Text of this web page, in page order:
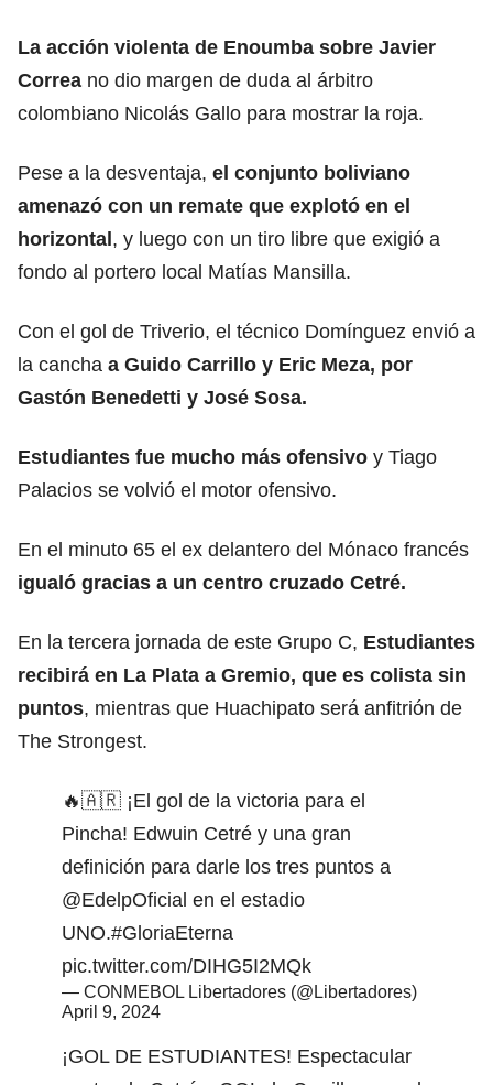
La acción violenta de Enoumba sobre Javier
Correa no dio margen de duda al árbitro
colombiano Nicolás Gallo para mostrar la roja.
Pese a la desventaja, el conjunto boliviano
amenazó con un remate que explotó en el
horizontal, y luego con un tiro libre que exigió a
fondo al portero local Matías Mansilla.
Con el gol de Triverio, el técnico Domínguez envió a
la cancha a Guido Carrillo y Eric Meza, por
Gastón Benedetti y José Sosa.
Estudiantes fue mucho más ofensivo y Tiago
Palacios se volvió el motor ofensivo.
En el minuto 65 el ex delantero del Mónaco francés
igualó gracias a un centro cruzado Cetré.
En la tercera jornada de este Grupo C, Estudiantes
recibirá en La Plata a Gremio, que es colista sin
puntos, mientras que Huachipato será anfitrión de
The Strongest.
🔥🇦🇷 ¡El gol de la victoria para el
Pincha! Edwuin Cetré y una gran
definición para darle los tres puntos a
@EdelpOficial en el estadio
UNO.#GloriaEterna
pic.twitter.com/DIHG5I2MQk
— CONMEBOL Libertadores (@Libertadores)
April 9, 2024
¡GOL DE ESTUDIANTES! Espectacular